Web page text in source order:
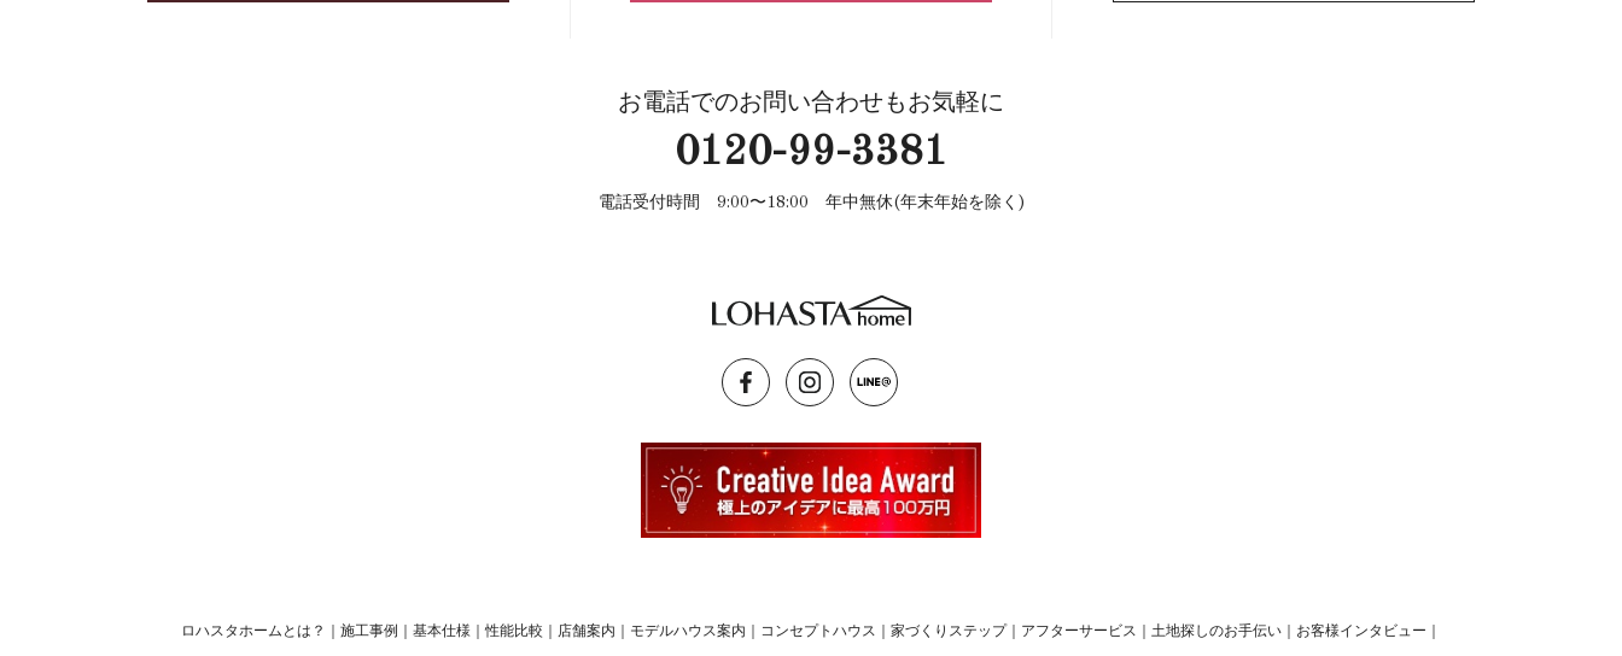
お電話でのお問い合わせもお気軽に
0120-99-3381
電話受付時間 9:00〜18:00 年中無休(年末年始を除く)
ロハスタホームとは？ 施工事例 基本仕様 ｜性能比較 店舗案内 モデルハウス案内 コンセプトハウス 家づくりステップ アフターサービス 土地探しのお手伝い お客様インタビュー